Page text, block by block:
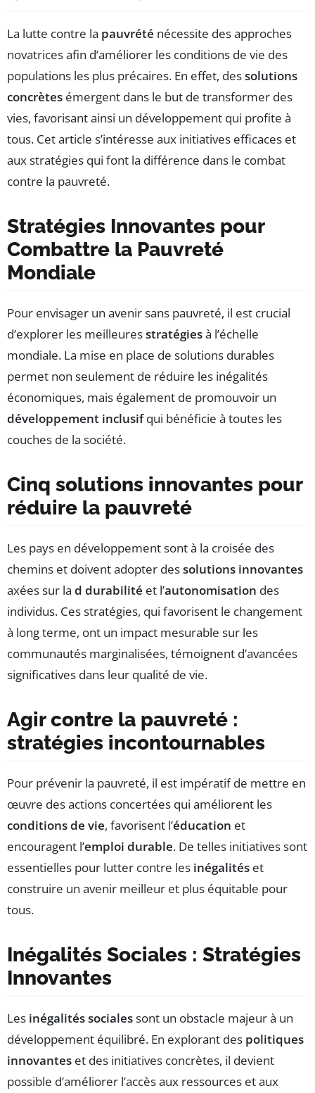
La lutte contre la pauvrété nécessite des approches
novatrices afin d’améliorer les conditions de vie des
populations les plus précaires. En effet, dessolutions
concrètes émergent dans le but de transformer des
vies, favorisant ainsi un développement qui profite à
tous. Cet article s’intéresse aux initiatives efficaces et
aux stratégies qui font la différence dans le combat
contre la pauvreté.
Stratégies Innovantes pour
Combattre la Pauvreté
Mondiale
Pour envisager un avenir sans pauvreté, il est crucial
d’explorer les meilleuresstratégiesà l’échelle
mondiale. La mise en place de solutions durables
permet non seulement de réduire les inégalités
économiques, mais également de promouvoir un
développement inclusifqui bénéficie à toutes les
couches de la société.
Cinq solutions innovantes pour
réduire la pauvreté
Les pays en développement sont à la croisée des
chemins et doivent adopter dessolutions innovantes
axées sur la d durabilité et l’autonomisation des
individus. Ces stratégies, qui favorisent le changement
à long terme, ont un impact mesurable sur les
communautés marginalisées, témoignent d’avancées
significatives dans leur qualité de vie.
Agir contre la pauvreté :
stratégies incontournables
Pour prévenir la pauvreté, il est impératif de mettre en
œuvre des actions concertées qui améliorent les
conditions de vie, favorisent l’éducation et
encouragent l’emploi durable. De telles initiatives sont
essentielles pour lutter contre les inégalités et
construire un avenir meilleur et plus équitable pour
tous.
Inégalités Sociales : Stratégies
Innovantes
Les inégalités socialessont un obstacle majeur à un
développement équilibré. En explorant des politiques
innovantes et des initiatives concrètes, il devient
possible d’améliorer l’accès aux ressources et aux